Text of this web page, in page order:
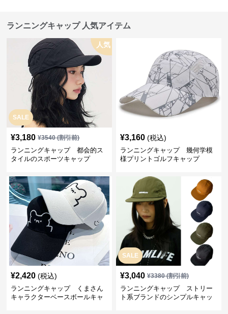
ランニングキャップ 人気アイテム
SALE
人気
¥3,180 ¥3540(割引前)
ランニングキャップ 都会的ス
タイルのスポーツキャップ
¥3,160 (税込)
ランニングキャップ 幾何学模
様プリントゴルフキャップ
¥2,420 (税込)
ランニングキャップ くまさん
キャラクターベースボールキャ
SALE
¥3,040 ¥3380(割引前)
ランニングキャップ ストリー
ト系ブランドのシンプルキャッ